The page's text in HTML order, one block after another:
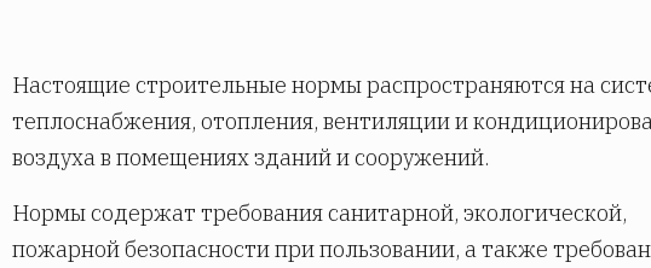
Настоящие строительные нормы распространяются на
теплоснабжения, отопления, вентиляции и
воздуха в помещениях зданий и сооружений.
Нормы содержат требования санитарной, экологической,
пожарной безопасности при пользовании, а также